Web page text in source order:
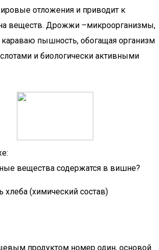
отложения и приводит к
веществ. Дрожжи –микроорганизмы,
пышность, обогащая организм
и биологически активными
вещества содержатся в вишне?
хлеба (химический состав)
продуктом номер один, основой